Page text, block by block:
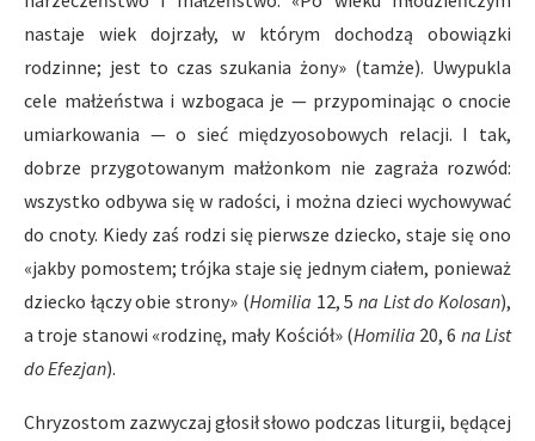
nastaje wiek dojrzały, w którym dochodzą obowiązki
rodzinne; jest to czas szukania żony» (tamże). Uwypukla
cele małżeństwa i wzbogaca je — przypominając o cnocie
umiarkowania — o sieć międzyosobowych relacji. I tak,
dobrze przygotowanym małżonkom nie zagraża rozwód:
wszystko odbywa się w radości, i można dzieci wychowywać
do cnoty. Kiedy zaś rodzi się pierwsze dziecko, staje się ono
«jakby pomostem; trójka staje się jednym ciałem, ponieważ
dziecko łączy obie strony» (Homilia 12, 5 na List do Kolosan),
a troje stanowi «rodzinę, mały Kościół» (Homilia 20, 6 na List
do Efezjan).
Chryzostom zazwyczaj głosił słowo podczas liturgii, będącej